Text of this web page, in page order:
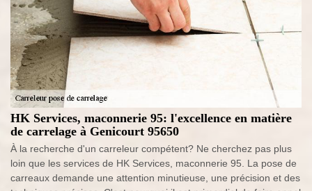
HK Services, maconnerie 95: l'excellence en matière
de carrelage à Genicourt 95650
À la recherche d'un carreleur compétent? Ne cherchez pas plus
loin que les services de HK Services, maconnerie 95. La pose de
carreaux demande une attention minutieuse, une précision et des